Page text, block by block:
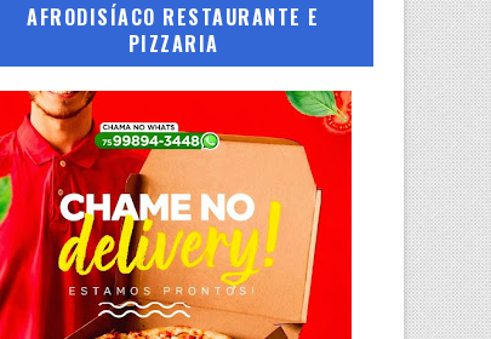
AFRODISÍACO RESTAURANTE E
PIZZARIA